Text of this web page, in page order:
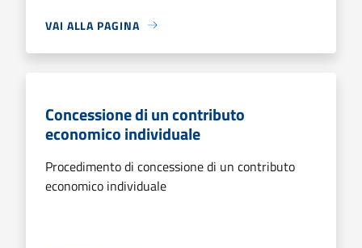
VAI ALLA PAGINA
Concessione di un contributo
economico individuale
Procedimento di concessione di un contributo
economico individuale